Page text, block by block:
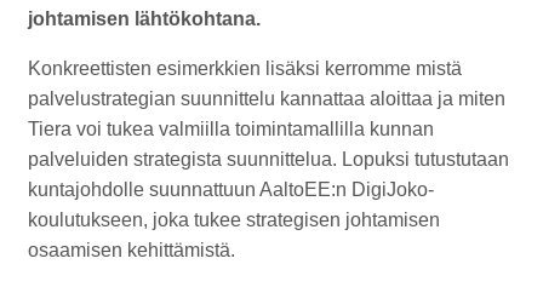
johtamisen lähtökohtana.
Konkreettisten esimerkkien lisäksi kerromme mistä
palvelustrategian suunnittelu kannattaa aloittaa ja miten
Tiera voi tukea valmiilla toimintamallilla kunnan
palveluiden strategista suunnittelua. Lopuksi tutustutaan
kuntajohdolle suunnattuun AaltoEE:n DigiJoko-
koulutukseen, joka tukee strategisen johtamisen
osaamisen kehittämistä.